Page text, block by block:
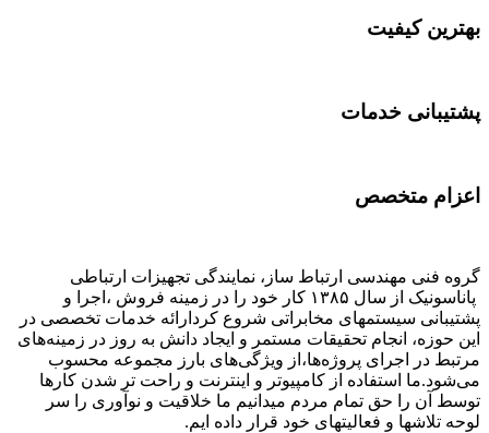
بهترین کیفیت
پشتیبانی خدمات
اعزام متخصص
گروه فنی مهندسی ارتباط ساز، نمایندگی تجهیزات ارتباطی
پاناسونیک از سال ۱۳۸۵ کار خود را در زمینه فروش ،اجرا و
پشتیبانی سیستمهای مخابراتی شروع کردارائه خدمات تخصصی در
این حوزه، انجام تحقیقات مستمر و ایجاد دانش به‌ روز در زمینه‌های
مرتبط در اجرای پروژه‌ها،از ویژگی‌های بارز مجموعه محسوب
می‌شود.ما استفاده از کامپیوتر و اینترنت و راحت تر شدن کارها
توسط آن را حق تمام مردم میدانیم ما خلاقیت و نوآوری را سر
لوحه تلاشها و فعالیتهای خود قرار داده ایم.